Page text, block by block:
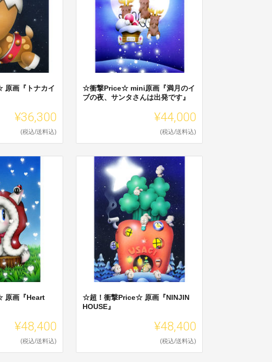
画『トナカイ
¥36,300
(税込/送料込)
☆衝撃Price☆ mini原画『満月のイ
ブの夜、サンタさんは出発です』
¥44,000
(税込/送料込)
原画『Heart
¥48,400
(税込/送料込)
☆超！衝撃Price☆ 原画『NINJIN
HOUSE』
¥48,400
(税込/送料込)